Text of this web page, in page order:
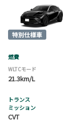
燃費
WLTCモード
21.3km/L
トランス
ミッション
CVT